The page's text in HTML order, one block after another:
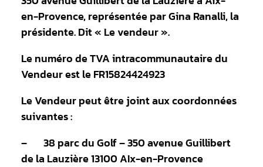
en-Provence, représentée par Gina Ranalli, la
présidente. Dit « Le vendeur ».
Le numéro de TVA intracommunautaire du
Vendeur est le FR15824424923
Le Vendeur peut être joint aux coordonnées
suivantes :
– 38 parc du Golf – 350 avenue Guillibert
de la Lauzière 13100 AIx-en-Provence